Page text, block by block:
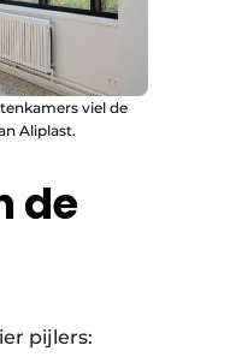
viel de
Aliplast.
de
pijlers: